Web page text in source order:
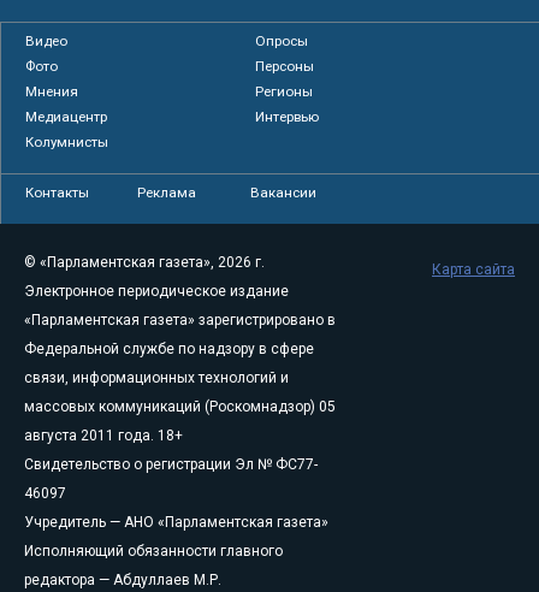
Видео
Опросы
Фото
Персоны
Мнения
Регионы
Медиацентр
Интервью
Колумнисты
Контакты Реклама Вакансии
© «Парламентская газета», 2026 г.
Электронное периодическое издание
«Парламентская газета» зарегистрировано в
Федеральной службе по надзору в сфере
связи, информационных технологий и
массовых коммуникаций (Роскомнадзор) 05
августа 2011 года. 18+
Свидетельство о регистрации Эл № ФС77-
46097
Учредитель — АНО «Парламентская газета»
Исполняющий обязанности главного
редактора — Абдуллаев М.Р.
Карта сайта